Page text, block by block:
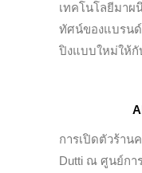
เทคโนโลยีมาผ
ทัศน์ของแบรน
ปิงแบบใหม่ให้กั
การเปิดตัวร้าน
Dutti ณ ศูนย์กา